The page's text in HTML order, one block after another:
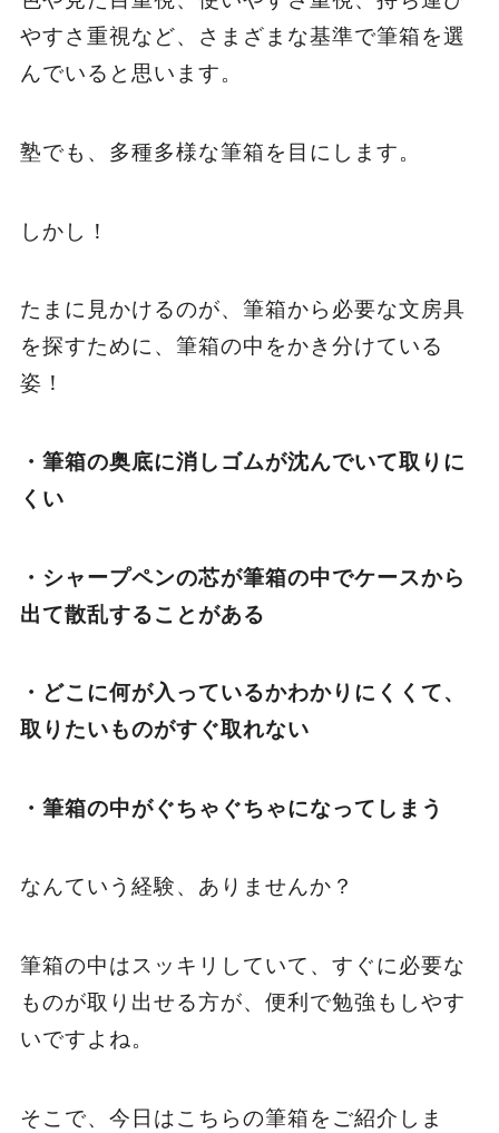
やすさ重視など、さまざまな基準で筆箱を選
んでいると思います。
塾でも、多種多様な筆箱を目にします。
しかし！
たまに見かけるのが、筆箱から必要な文房具
を探すために、筆箱の中をかき分けている
姿！
・筆箱の奥底に消しゴムが沈んでいて取りに
くい
・シャープペンの芯が筆箱の中でケースから
出て散乱することがある
・どこに何が入っているかわかりにくくて、
取りたいものがすぐ取れない
・筆箱の中がぐちゃぐちゃになってしまう
なんていう経験、ありませんか？
筆箱の中はスッキリしていて、すぐに必要な
ものが取り出せる方が、便利で勉強もしやす
いですよね。
そこで、今日はこちらの筆箱をご紹介しま